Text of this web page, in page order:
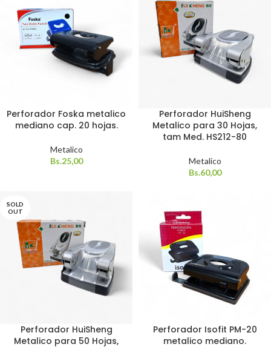
Perforador Foska metalico
mediano cap. 20 hojas.
Metalico
Bs.25,00
Perforador HuiSheng
Metalico para 30 Hojas,
tam Med. HS212-80
Metalico
Bs.60,00
SOLD
OUT
Perforador HuiSheng
Metalico para 50 Hojas,
Perforador Isofit PM-20
metalico mediano.